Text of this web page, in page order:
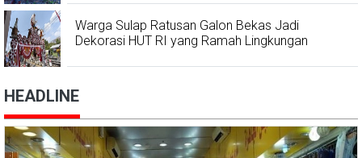
Warga Sulap Ratusan Galon Bekas Jadi
Dekorasi HUT RI yang Ramah Lingkungan
HEADLINE